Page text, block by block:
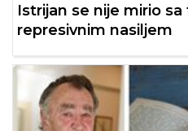
Istrijan se nije mirio
represivnim nasiljem